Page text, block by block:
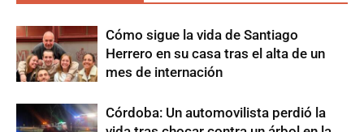
Cómo sigue la vida de Santiago
Herrero en su casa tras el alta de un
mes de internación
Córdoba: Un automovilista perdió la